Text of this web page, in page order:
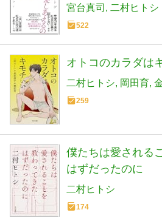
宮台真司 二村ヒトシ
522
オトコのカラダは
二村ヒトシ 岡田育
259
僕たちは愛される
はずだったのに
二村ヒトシ
174